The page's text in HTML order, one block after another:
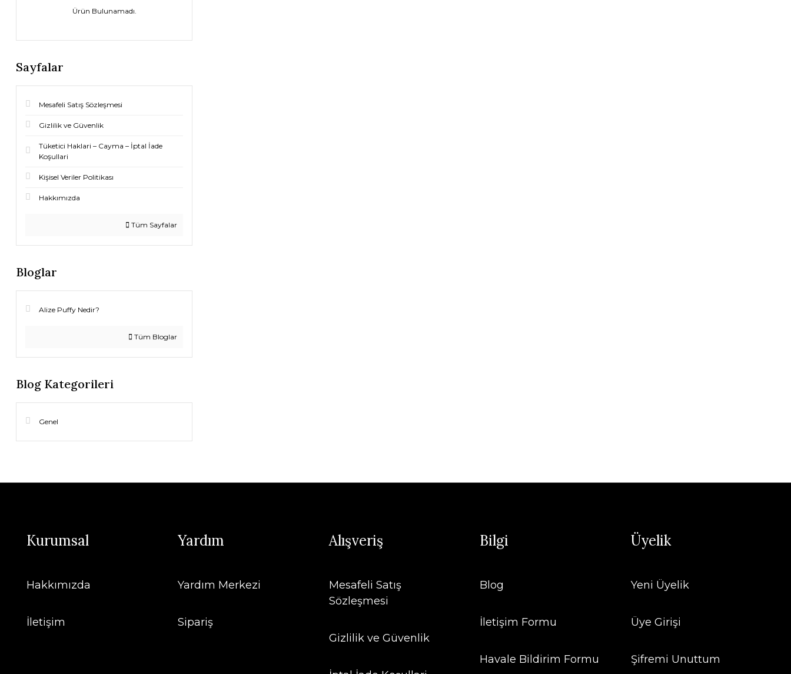
Ürün Bulunamadı.
Sayfalar
Mesafeli Satış Sözleşmesi
Gizlilik ve Güvenlik
Tüketici Haklari – Cayma – İptal İade
Koşullari
Kişisel Veriler Politikası
Hakkımızda
Tüm Sayfalar
Bloglar
Alize Puffy Nedir?
Tüm Bloglar
Blog Kategorileri
Genel
Kurumsal
Hakkımızda
İletişim
Yardım
Yardım Merkezi
Sipariş
Alışveriş
Mesafeli Satış
Sözleşmesi
Gizlilik ve Güvenlik
Bilgi
Blog
İletişim Formu
Havale Bildirim Formu
Üyelik
Yeni Üyelik
Üye Girişi
Şifremi Unuttum